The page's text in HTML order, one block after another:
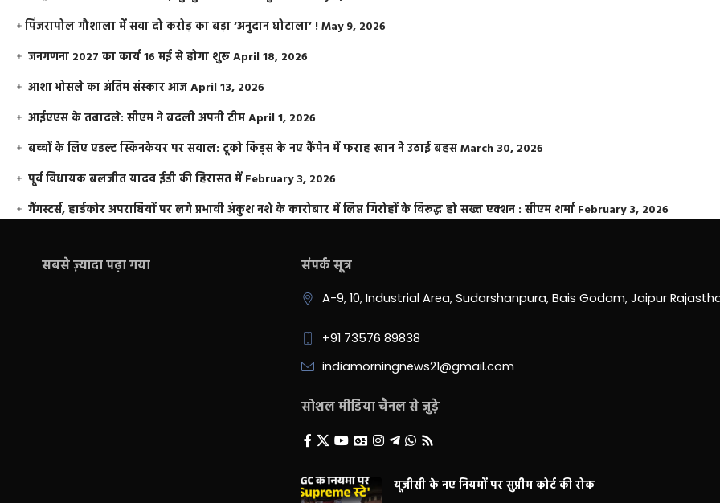
​पिंजरापोल गौशाला में सवा दो करोड़ का बड़ा ‘अनुदान घोटाला’ !May 9, 2026
जनगणना 2027 का कार्य 16 मई से होगा शुरूApril 18, 2026
आशा भोसले का अंतिम संस्कार आजApril 13, 2026
आईएएस के तबादले: सीएम ने बदली अपनी टीमApril 1, 2026
बच्चों के लिए एडल्ट स्किनकेयर पर सवाल: टूको किड्स के नए कैंपेन में फराह खान ने उठाई बहसMarch 30, 2026
पूर्व विधायक बलजीत यादव ईडी की हिरासत में February 3, 2026
गैंगस्टर्स, हार्डकोर अपराधियों पर लगे प्रभावी अंकुश नशे के कारोबार में लिप्त गिरोहों के विरूद्ध हो सख्त एक्शन : सीएम शर्मा February 3, 2026
सबसे ज़्यादा पढ़ा गया संपर्क सूत्र
A-9, 10, Industrial Area, Sudarshanpura, Bais Godam, Jaipur
+91 73576 89838
indiamorningnews21@gmail.com
सोशल मीडिया चैनल से जुड़े
यूजीसी के नए नियमों पर सुप्रीम कोर्ट की रोक